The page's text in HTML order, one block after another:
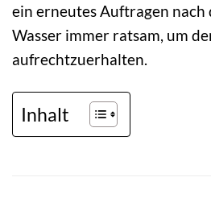
ein erneutes Auftragen
Wasser immer ratsam, um
aufrechtzuerhalten.
Inhalt